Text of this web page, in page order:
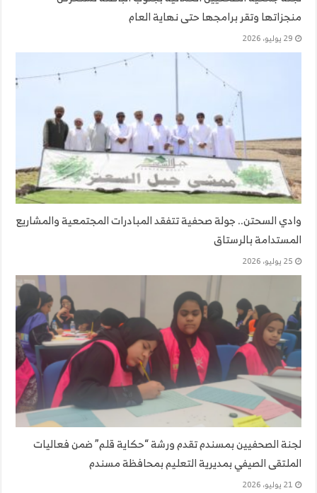
منجزاتها وتقر برامجها حتى نهاية العام
29 يوليو، 2026
وادي السحتن.. جولة صحفية تتفقد المبادرات المجتمعية والمشاريع
المستدامة بالرستاق
25 يوليو، 2026
لجنة الصحفيين بمسندم تقدم ورشة “حكاية قلم” ضمن فعاليات
الملتقى الصيفي بمديرية التعليم بمحافظة مسندم
21 يوليو، 2026